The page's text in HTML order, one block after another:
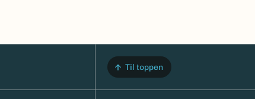
Til toppen